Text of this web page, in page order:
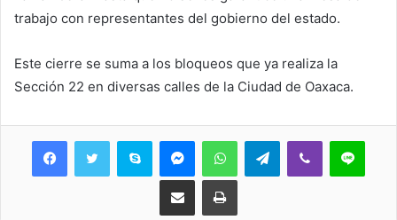
trabajo con representantes del gobierno del estado.
Este cierre se suma a los bloqueos que ya realiza la
Sección 22 en diversas calles de la Ciudad de Oaxaca.
Skype MessengerWhatsAppTelegramViber Line
Share via Email Print